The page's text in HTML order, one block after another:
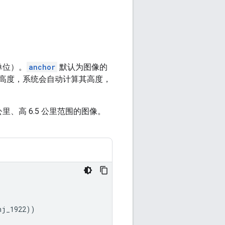
）。 anchor 默认为图像的
，系统会自动计算其高度，
、高 6.5 公里范围的图像。
))